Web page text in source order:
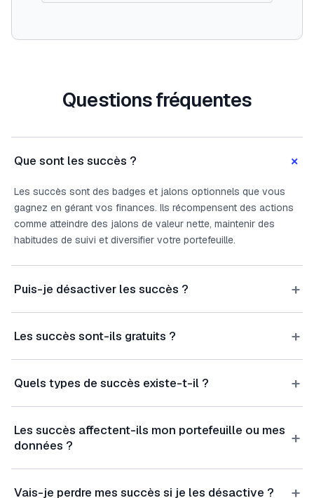
Questions fréquentes
Que sont les succès ? +
Les succès sont des badges et jalons optionnels que vous
gagnez en gérant vos finances. Ils récompensent des actions
comme atteindre des jalons de valeur nette, maintenir des
habitudes de suivi et diversifier votre portefeuille.
Puis-je désactiver les succès ? +
Les succès sont-ils gratuits ? +
Quels types de succès existe-t-il ? +
Les succès affectent-ils mon portefeuille ou mes
données ?
+
Vais-je perdre mes succès si je les désactive ? +